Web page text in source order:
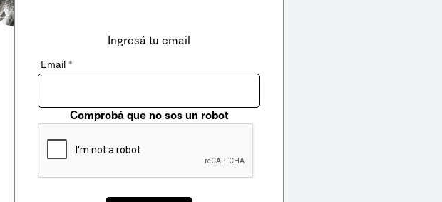
Ingresá tu email
Email *
Comprobá que no sos un robot